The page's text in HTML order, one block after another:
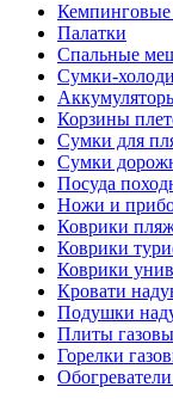
Кемпинговые
Палатки
Спальные
Сумки-
Корзины
Сумки для
Сумки
Посуда
Ножи и
Коврики
Коврики
Коврики
Кровати
Подушки
Плиты
Горелки